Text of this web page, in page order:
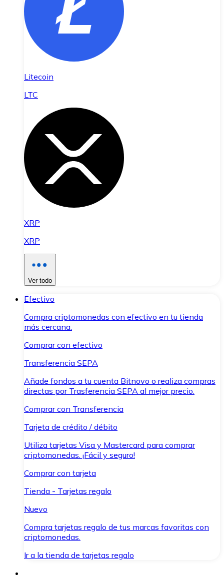
Litecoin
LTC
XRP
XRP
Ver todo
Efectivo
Compra criptomonedas con efectivo en tu tienda
más cercana.
Comprar con efectivo
Transferencia SEPA
Añade fondos a tu cuenta Bitnovo o realiza compras
directas por Trasferencia SEPA al mejor precio.
Comprar con Transferencia
Tarjeta de crédito / débito
Utiliza tarjetas Visa y Mastercard para comprar
criptomonedas. ¡Fácil y seguro!
Comprar con tarjeta
Tienda - Tarjetas regalo
Nuevo
Compra tarjetas regalo de tus marcas favoritas con
criptomonedas.
Ir a la tienda de tarjetas regalo